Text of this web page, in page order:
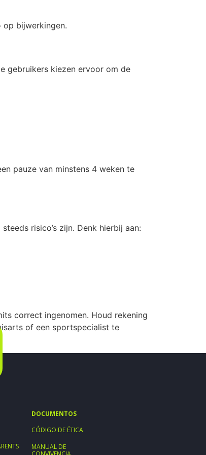
bijwerkingen.
gebruikers kiezen ervoor om de
pauze van minstens 4 weken te
risico’s zijn. Denk hierbij aan:
correct ingenomen. Houd rekening
of een sportspecialist te
DOCUMENTOS
CÓDIGO DE ÉTICA
MANUAL DE